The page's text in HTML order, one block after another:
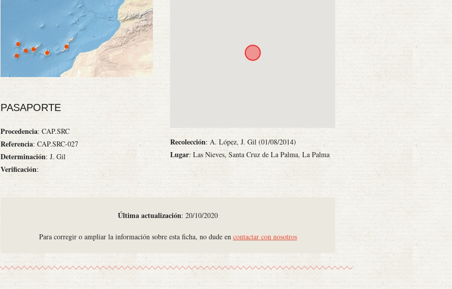
PASAPORTE
Procedencia: CAP.SRC
Referencia: CAP.SRC-027
Determinación: J. Gil
Verificación:
Recolección: A. López, J. Gil (01/08/2014)
Lugar: Las Nieves, Santa Cruz de La Palma, La Palma
Última actualización: 20/10/2020
Para corregir o ampliar la información sobre esta ficha, no dude en contactar con nosotros